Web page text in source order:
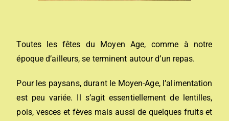
Toutes les fêtes du Moyen Age, comme à notre
époque d’ailleurs, se terminent autour d’un repas.
Pour les paysans, durant le Moyen-Age, l’alimentation
est peu variée. Il s’agit essentiellement de lentilles,
pois, vesces et fèves mais aussi de quelques fruits et